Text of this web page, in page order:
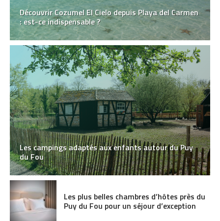
Découvrir Cozumel El Cielo depuis Playa del Carmen
: est-ce indispensable ?
Les campings adaptés aux enfants autour du Puy
du Fou
Les plus belles chambres d’hôtes près du
Puy du Fou pour un séjour d’exception